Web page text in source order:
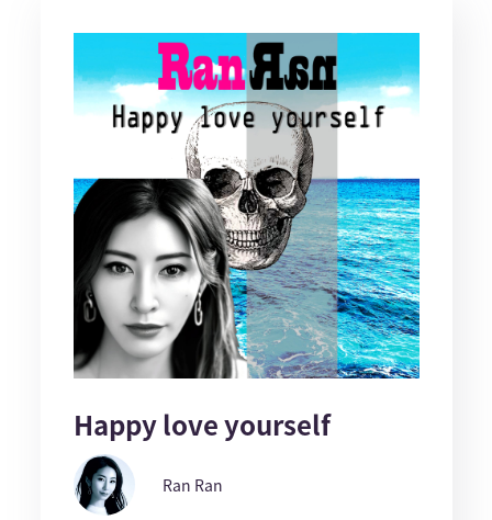
Happy love yourself
Ran Ran